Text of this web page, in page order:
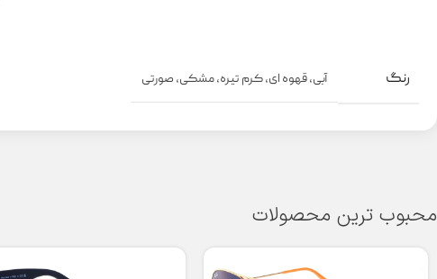
رنگ آبی,قهوه ای,کرم تیره,مشکی, صورتی
محبوب ترین محصولات